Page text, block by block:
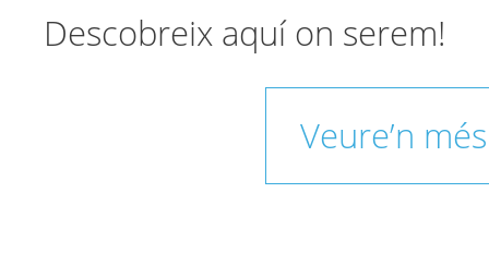
Descobreix aquí on serem!
Veure’n més